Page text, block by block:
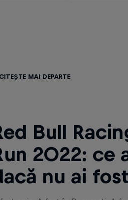
Citește mai departe
Bull
2022: ce
nu ai